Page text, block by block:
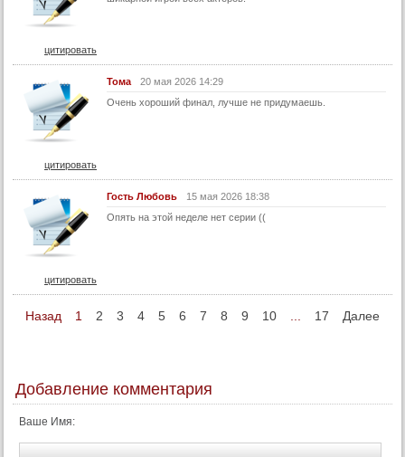
цитировать
Тома
20 мая 2026 14:29
Очень хороший финал, лучше не придумаешь.
цитировать
Гость Любовь
15 мая 2026 18:38
Опять на этой неделе нет серии ((
цитировать
Назад 1 2 3 4 5 6 7 8 9 10 17 Далее
Добавление комментария
Ваше Имя: